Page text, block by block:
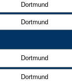
Dortmund
Dortmund
Dortmund
Dortmund